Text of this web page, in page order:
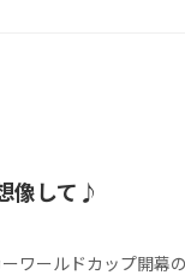
像して♪
ワールドカップ開幕